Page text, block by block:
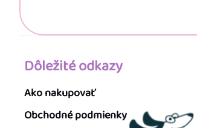
Dôležité odkazy
Ako nakupovať
Obchodné podmienky